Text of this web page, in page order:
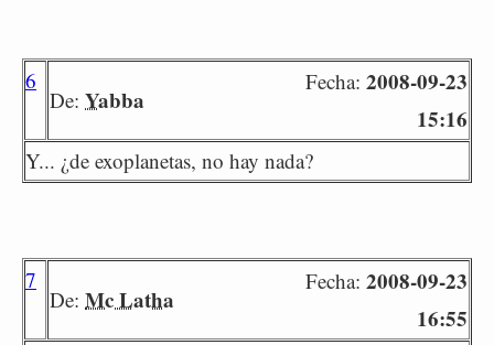
6
De: Yabba
Fecha: 2008-09-23
15:16
Y... ¿de exoplanetas, no hay nada?
7
De: Mc Latha
Fecha: 2008-09-23
16:55